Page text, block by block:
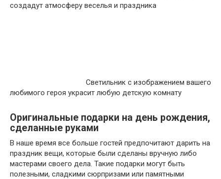
создадут атмосферу веселья и праздника
Светильник с изображением вашего
любимого героя украсит любую детскую комнату
Оригинальные подарки на день рождения,
сделанные руками
В наше время все больше гостей предпочитают дарить на
праздник вещи, которые были сделаны вручную либо
мастерами своего дела. Такие подарки могут быть
полезными, сладкими сюрпризами или памятными